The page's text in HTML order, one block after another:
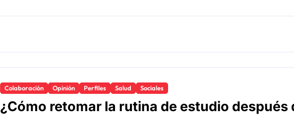
Colaboración Opinión Perfiles Salud Sociales
¿Cómo retomar la rutina de estudio después